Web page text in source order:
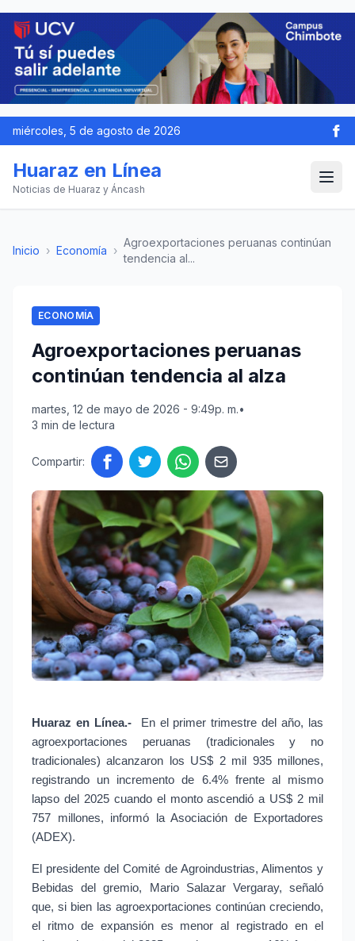
miércoles, 5 de agosto de 2026
Huaraz en Línea
Noticias de Huaraz y Áncash
Inicio › Economía ›
Agroexportaciones peruanas continúan
tendencia al...
ECONOMÍA
Agroexportaciones peruanas
continúan tendencia al alza
martes, 12 de mayo de 2026 - 9:49p. m.•
3 min de lectura
Compartir:
Huaraz en Línea.-
En el primer trimestre del año, las
agroexportaciones peruanas (tradicionales y no
tradicionales) alcanzaron los US$ 2 mil 935 millones,
registrando un incremento de 6.4% frente al mismo
lapso del 2025 cuando el monto ascendió a US$ 2 mil
757 millones, informó la Asociación de Exportadores
(ADEX).
El presidente del Comité de Agroindustrias, Alimentos y
Bebidas del gremio, Mario Salazar Vergaray, señaló
que, si bien las agroexportaciones continúan creciendo,
el ritmo de expansión es menor al registrado en el